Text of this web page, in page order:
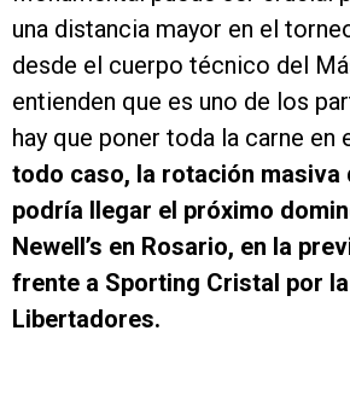
una distancia mayor en el
desde el cuerpo técnico del
entienden que es uno de los
hay que poner toda la carne en
todo caso, la rotación masiva
podría llegar el próximo
Newell’s en Rosario, en la
frente a Sporting Cristal por
Libertadores.